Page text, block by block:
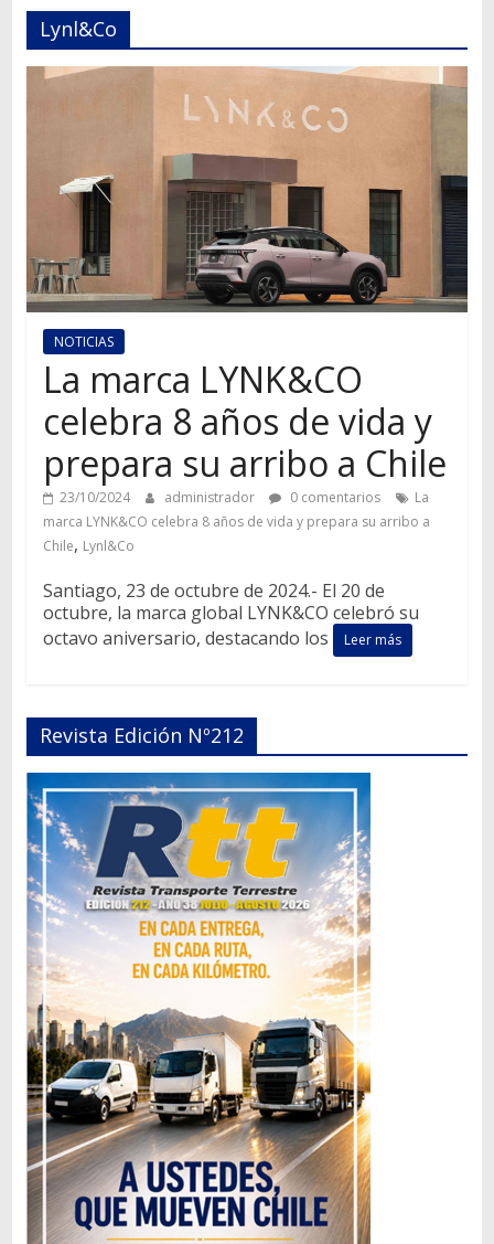
Autos,
camiones,
motos,
transporte
Lynl&Co
NOTICIAS
La marca LYNK&CO
celebra 8 años de vida y
prepara su arribo a Chile
23/10/2024 administrador 0 comentarios
La
marca LYNK&CO celebra 8 años de vida y prepara su arribo a
Chile, Lynl&Co
Santiago, 23 de octubre de 2024.- El 20 de
octubre, la marca global LYNK&CO celebró su
octavo aniversario, destacando los
Leer más
Revista Edición Nº212